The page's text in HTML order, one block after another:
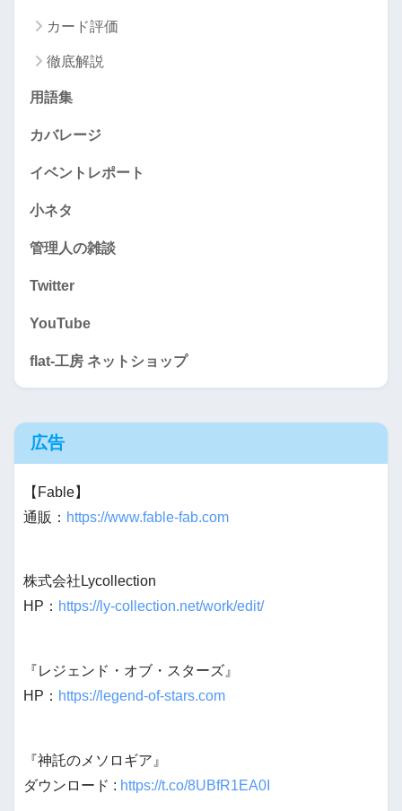
カード評価
徹底解説
用語集
カバレージ
イベントレポート
小ネタ
管理人の雑談
Twitter
YouTube
flat-工房 ネットショップ
広告
【Fable】
通販： https://www.fable-fab.com
株式会社Lycollection
HP： https://ly-collection.net/work/edit/
『レジェンド・オブ・スターズ』
HP： https://legend-of-stars.com
『神託のメソロギア』
ダウンロード : https://t.co/8UBfR1EA0I